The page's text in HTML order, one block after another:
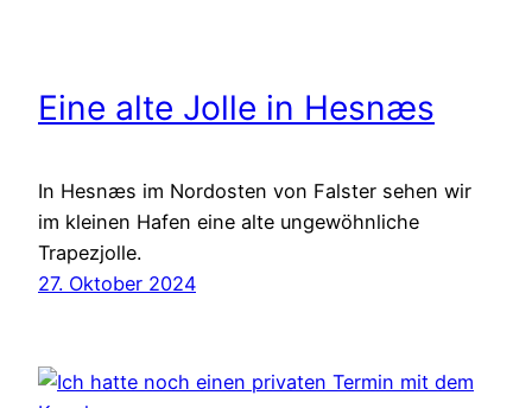
Eine alte Jolle in Hesnæs
In Hesnæs im Nordosten von Falster sehen wir
im kleinen Hafen eine alte ungewöhnliche
Trapezjolle.
27. Oktober 2024